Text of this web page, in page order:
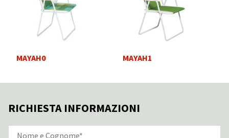
MAYAH0 MAYAH1
RICHIESTA INFORMAZIONI